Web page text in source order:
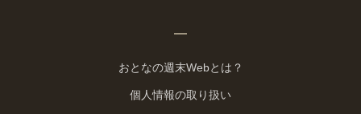
おとなの週末Webとは？
個人情報の取り扱い